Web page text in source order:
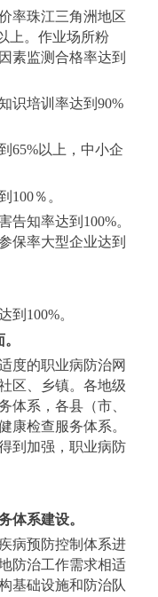
珠江三角洲地区
上。作业场所粉
素监测合格率达到
培训率达到 90%
65%以上，中小企
100％。
告知率达到 100%。
保率大型企业达到
到 100%。
的职业病防治网
区、乡镇。各地级
体系，各县（市、
康检查服务体系。
到加强，职业病防
系建设。
预防控制体系进
防治工作需求相适
基础设施和防治队